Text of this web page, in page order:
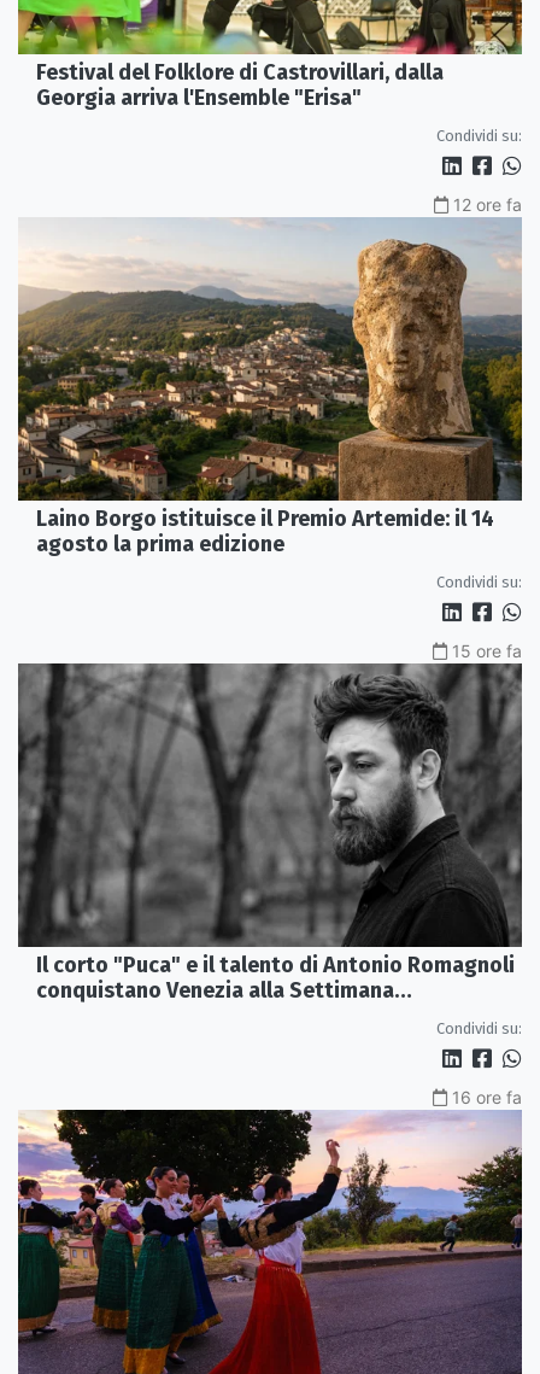
Festival del Folklore di Castrovillari, dalla
Georgia arriva l'Ensemble "Erisa"
Condividi su:
12 ore fa
Laino Borgo istituisce il Premio Artemide: il 14
agosto la prima edizione
Condividi su:
15 ore fa
Il corto "Puca" e il talento di Antonio Romagnoli
conquistano Venezia alla Settimana
Condividi su:
16 ore fa